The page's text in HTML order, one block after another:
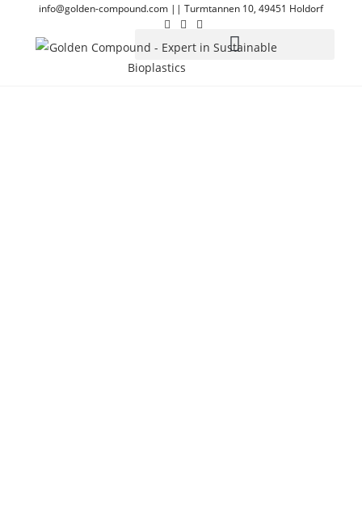
info@golden-compound.com || Turmtannen 10, 49451 Holdorf